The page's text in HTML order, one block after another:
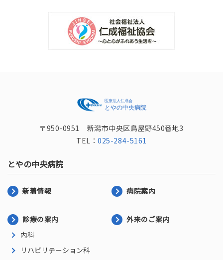
〒950-0951 新潟市中央区鳥屋野450番地3
TEL：025-284-5161
とやの中央病院
新着情報 病院案内
診療の案内
内科
リハビリテーション科
外来のご案内